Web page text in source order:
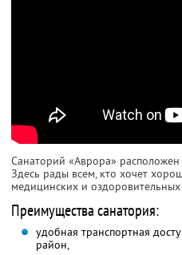
Санаторий «Аврора»
Здесь рады всем, кто хочет
медицинских и
Преимущества санатория:
удобная транспортная
район,